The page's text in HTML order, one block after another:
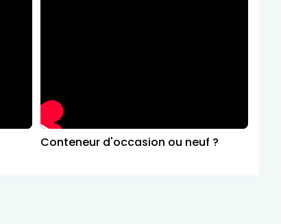
Conteneur d'occasion ou neuf ?